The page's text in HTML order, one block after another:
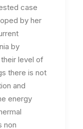
case
by her
by
level of
there is not
and
energy
non